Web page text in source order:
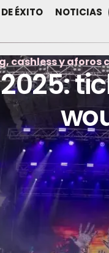
ÉXITO NOTICIAS
cashless y aforos